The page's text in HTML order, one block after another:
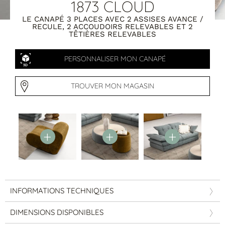
PAR FORME
Tapis
Classique
Contemporain
Industriel
1873 CLOUD
LE CANAPÉ 3 PLACES AVEC 2 ASSISES AVANCE /
RECULE, 2 ACCOUDOIRS RELEVABLES ET 2
TÊTIÈRES RELEVABLES
PERSONNALISER MON CANAPÉ
TROUVER MON MAGASIN
INFORMATIONS TECHNIQUES
DIMENSIONS DISPONIBLES